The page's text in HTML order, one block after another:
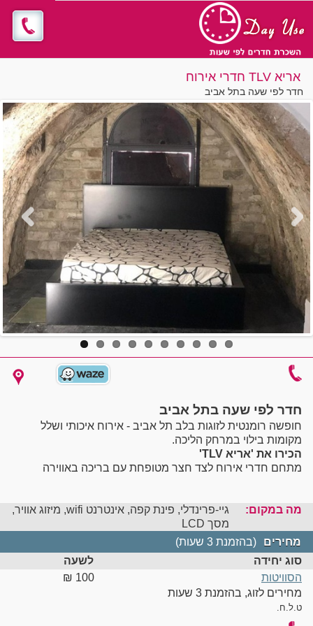
אריא TLV חדרי אירוח
חדר לפי שעה בתל אביב
Previous Next
חדר לפי שעה בתל אביב
חופשה רומנטית לזוגות בלב תל אביב - אירוח איכותי ושלל
מקומות בילוי במרחק הליכה.
הכירו את 'אריא TLV'
מתחם חדרי אירוח לצד חצר מטופחת עם בריכה באווירה
אנו מציעים 4 סוויטות המעוצבות בסגנון מודרני ובנויות כחלל
פתוח ונעים לשהייה.
כל סוויטה מכילה:
• מיטה זוגית מרווחת עם מצעים מלטפים
• חדר רחצה מטופח עם תחליבים, מגבות וג'קוזי פינתי
• פינת ישיבה מול מסך טלוויזיה בכבלים
• מקרר ועמדת קפה/תה
• מיזוג אוויר וחיבור חופשי ל-WIFI
גיי-פרינדלי, פינת קפה, אינטרנט wifi, מיזוג אוויר,
מסך LCD
מה במקום:
מחירים
(בהזמנת 3 שעות)
סוג יחידה
לשעה
הסוויטות
100 ‏₪
מחירים לזוג, בהזמנת 3 שעות
ט.ל.ח.